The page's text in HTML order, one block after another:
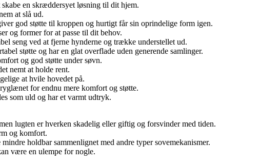
en skræddersyet løsning til dit hjem.
at slå ud.
god støtte til kroppen og hurtigt får sin oprindelige form igen.
og former for at passe til dit behov.
seng ved at fjerne hynderne og trække understellet ud.
støtte og har en glat overflade uden generende samlinger.
og god støtte under søvn.
nemt at holde rent.
at hvile hovedet på.
for endnu mere komfort og støtte.
som uld og har et varmt udtryk.
lugten er hverken skadelig eller giftig og forsvinder med tiden.
og komfort.
holdbar sammenlignet med andre typer sovemekanismer.
være en ulempe for nogle.